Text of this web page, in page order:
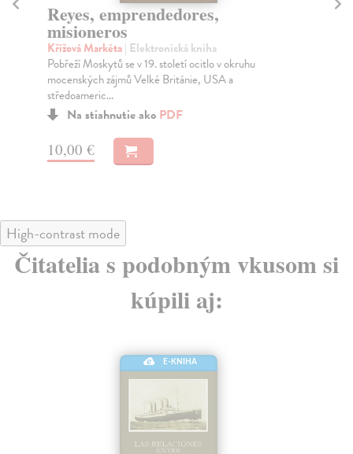
Reyes, emprendedores,
misioneros
Křížová Markéta| Elektronická kniha
Pobřeží Moskytů se v 19. století ocitlo v okruhu
mocenských zájmů Velké Británie, USA a
středoameric...
Na stiahnutie ako PDF
10,00 €
High-contrast mode
Čitatelia s podobným vkusom si
kúpili aj:
E-KNIHA